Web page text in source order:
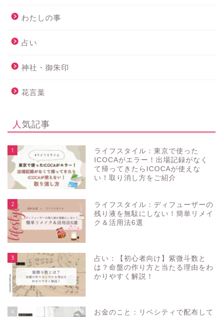
わたしの事
占い
神社・御朱印
花言葉
人気記事
1
ライフスタイル：東京で使った
ICOCAがエラー！出場記録がなく
て帰ってきたらICOCAが使えな
い！取り消し方をご紹介
2
ライフスタイル：ディフューザーの
残り液を無駄にしない！簡単リメイ
ク＆活用法6選
3
占い：【初心者向け】紫微斗数と
は？命盤の作り方と当たる理由をわ
かりやすく解説！
4
お金のこと：リベシティで配布して